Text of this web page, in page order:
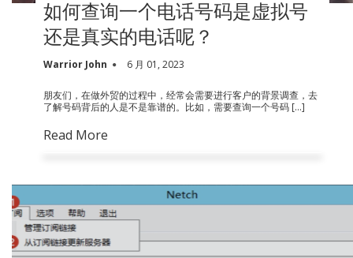
如何查询一个电话号码是虚拟号
还是真实的电话呢？
Warrior John 6 月 01, 2023
朋友们，在做外贸的过程中，经常会需要进行客户的背景调查，去
了解号码背后的人是不是靠谱的。比如，需要查询一个号码 […]
Read More